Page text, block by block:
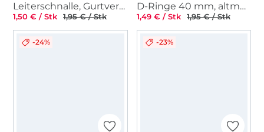
Leiterschnalle, Gurtversteller Metall 25 mm, silber
1,50 € / Stk 1,95 € / Stk
D-Ringe 40 mm, altmessing gebürstet
1,49 € / Stk 1,95 € / Stk
-24% -23%